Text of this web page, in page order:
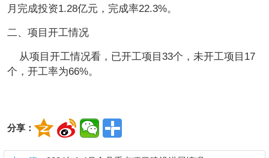
月完成投资1.28亿元，完成率22.3%。
二、项目开工情况
从项目开工情况看，已开工项目33个，未开工项目17
个，开工率为66%。
分享：